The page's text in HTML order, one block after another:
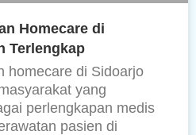
Homecare di
Terlengkap
homecare di Sidoarjo
yang
perlengkapan medis
pasien di